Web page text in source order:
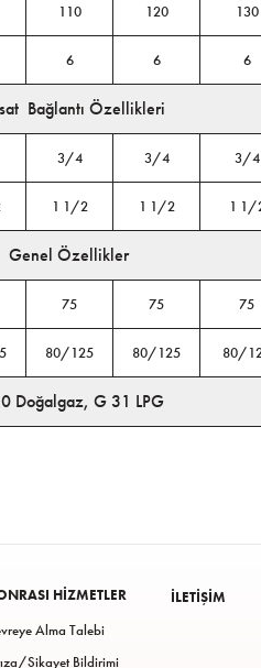
110 120 130
6 6 6
Bağlantı Özellikleri
3/4 3/4 3/4
1 1/2 1 1/2 1 1/
Genel Özellikler
75 75 75
80/125 80/125 80/
Doğalgaz, G 31 LPG
HIZMETLER
Alma Talebi
Şikayet Bildirimi
İLETIŞIM